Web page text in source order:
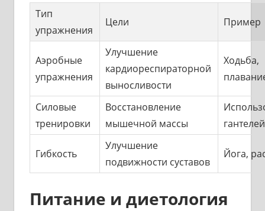
Тип
упражнения
Цели Пример
Аэробные
упражнения
Улучшение
кардиореспираторной
выносливости
Ходьба,
Силовые
тренировки
Восстановление
мышечной массы
гантелей
Гибкость
Улучшение
подвижности суставов
Йога,
Питание и диетология